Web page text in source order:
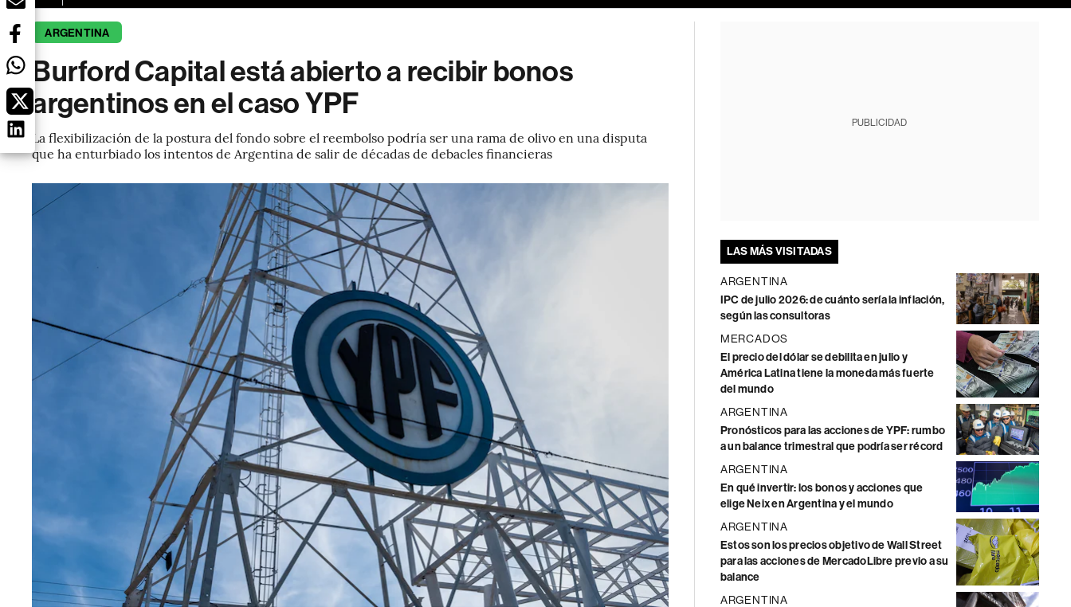
ARGENTINA
Burford Capital está abierto a recibir bonos
argentinos en el caso YPF
La flexibilización de la postura del fondo sobre el reembolso podría ser una rama de olivo en una disputa
que ha enturbiado los intentos de Argentina de salir de décadas de debacles financieras
PUBLICIDAD
LAS MÁS VISITADAS
ARGENTINA
IPC de julio 2026: de cuánto sería la inflación,
según las consultoras
MERCADOS
El precio del dólar se debilita en julio y
América Latina tiene la moneda más fuerte
del mundo
ARGENTINA
Pronósticos para las acciones de YPF: rumbo
a un balance trimestral que podría ser récord
ARGENTINA
En qué invertir: los bonos y acciones que
elige Neix en Argentina y el mundo
ARGENTINA
Estos son los precios objetivo de Wall Street
para las acciones de MercadoLibre previo a su
balance
ARGENTINA